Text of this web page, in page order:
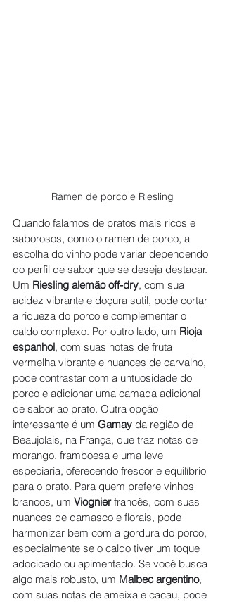
Ramen de porco e Riesling
Quando falamos de pratos mais ricos e
saborosos, como o ramen de porco, a
escolha do vinho pode variar dependendo
do perfil de sabor que se deseja destacar.
Um Riesling alemão off-dry, com sua
acidez vibrante e doçura sutil, pode cortar
a riqueza do porco e complementar o
caldo complexo. Por outro lado, um Rioja
espanhol, com suas notas de fruta
vermelha vibrante e nuances de carvalho,
pode contrastar com a untuosidade do
porco e adicionar uma camada adicional
de sabor ao prato. Outra opção
interessante é um Gamay da região de
Beaujolais, na França, que traz notas de
morango, framboesa e uma leve
especiaria, oferecendo frescor e equilíbrio
para o prato. Para quem prefere vinhos
brancos, um Viognier francês, com suas
nuances de damasco e florais, pode
harmonizar bem com a gordura do porco,
especialmente se o caldo tiver um toque
adocicado ou apimentado. Se você busca
algo mais robusto, um Malbec argentino,
com suas notas de ameixa e cacau, pode